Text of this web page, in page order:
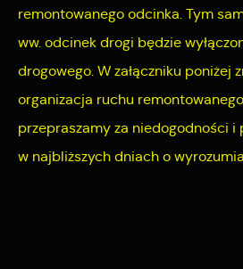
remontowanego odcinka. Tym
ww. odcinek drogi będzie
drogowego. W załączniku poniżej
organizacja ruchu
przepraszamy za niedogodności i
w najbliższych dniach o